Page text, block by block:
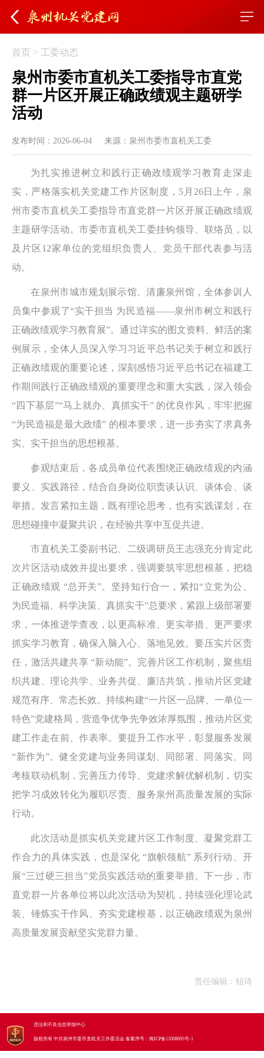
首页 > 工委动态
泉州市委市直机关工委指导市直党
群一片区开展正确政绩观主题研学
活动
发布时间：2026-06-04 来源：泉州市委市直机关工委
为扎实推进树立和践行正确政绩观学习教育走深走
实，严格落实机关党建工作片区制度，5月26日上午，泉
州市委市直机关工委指导市直党群一片区开展正确政绩观
主题研学活动。市委市直机关工委挂钩领导、联络员，以
及片区12家单位的党组织负责人、党员干部代表参与活
动。
在泉州市城市规划展示馆、清廉泉州馆，全体参训人
员集中参观了“实干担当 为民造福——泉州市树立和践行
正确政绩观学习教育展”。通过详实的图文资料、鲜活的案
例展示，全体人员深入学习习近平总书记关于树立和践行
正确政绩观的重要论述，深刻感悟习近平总书记在福建工
作期间践行正确政绩观的重要理念和重大实践，深入领会
“四下基层”“马上就办、真抓实干” 的优良作风，牢牢把握
“为民造福是最大政绩” 的根本要求，进一步夯实了求真务
实、实干担当的思想根基。
参观结束后，各成员单位代表围绕正确政绩观的内涵
要义、实践路径，结合自身岗位职责谈认识、谈体会、谈
举措。发言紧扣主题，既有理论思考，也有实践谋划，在
思想碰撞中凝聚共识，在经验共享中互促共进。
市直机关工委副书记、二级调研员王志强充分肯定此
次片区活动成效并提出要求，强调要筑牢思想根基，把稳
正确政绩观 “总开关”。坚持知行合一，紧扣“立党为公、
为民造福、科学决策、真抓实干”总要求，紧跟上级部署要
求，一体推进学查改，以更高标准、更实举措、更严要求
抓实学习教育，确保入脑入心、落地见效。要压实片区责
任，激活共建共享 “新动能”。完善片区工作机制，聚焦组
织共建、理论共学、业务共促、廉洁共筑，推动片区党建
规范有序、常态长效。持续构建“一片区一品牌、一单位一
特色”党建格局，营造争优争先争效浓厚氛围，推动片区党
建工作走在前、作表率。要提升工作水平，彰显服务发展
“新作为”。健全党建与业务同谋划、同部署、同落实、同
考核联动机制，完善压力传导、党建求解优解机制，切实
把学习成效转化为履职尽责、服务泉州高质量发展的实际
行动。
此次活动是抓实机关党建片区工作制度、凝聚党群工
作合力的具体实践，也是深化 “旗帜领航” 系列行动、开
展“三过硬三担当”党员实践活动的重要举措。下一步，市
直党群一片各单位将以此次活动为契机，持续强化理论武
装、锤炼实干作风、夯实党建根基，以正确政绩观为泉州
高质量发展贡献坚实党群力量。
责任编辑：钮琦
违法和不良信息举报中心
版权所有 中共泉州市委市直机关工作委员会备案序号： 闽ICP备12008695号-1